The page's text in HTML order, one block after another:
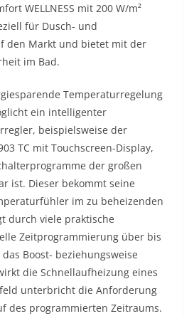
WELLNESS mit 200 W/m²
für Dusch- und
den Markt und bietet mit der
im Bad.
Temperaturregelung
ein intelligenter
beispielsweise der
TC mit Touchscreen-Display,
der großen
ist. Dieser bekommt seine
im zu beheizenden
durch viele praktische
Zeitprogrammierung über bis
Boost- beziehungsweise
die Schnellaufheizung eines
unterbricht die Anforderung
des programmierten Zeitraums.